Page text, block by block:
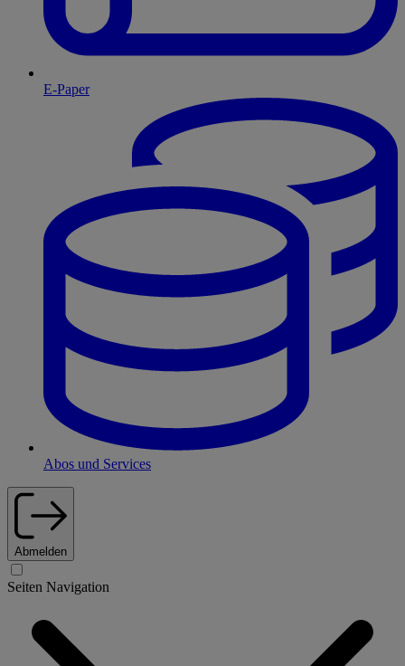
E-Paper
Abos und Services
Abmelden
Seiten Navigation